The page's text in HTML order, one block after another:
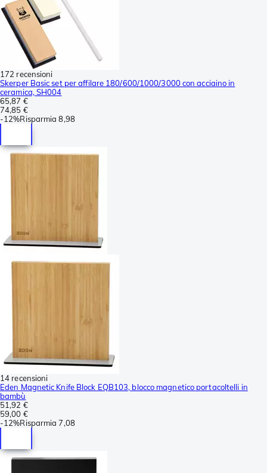
172 recensioni
Skerper Basic set per affilare 180/600/1000/3000 con acciaino in
ceramica, SH004
65,87 €
74,85 €
-12%Risparmia 8,98
14 recensioni
Eden Magnetic Knife Block EQB103, blocco magnetico portacoltelli in
bambù
51,92 €
59,00 €
-12%Risparmia 7,08